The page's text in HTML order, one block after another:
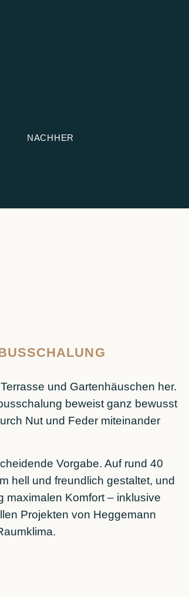
NACHHER
und Gartenhäuschen her.
beweist ganz bewusst
Nut und Feder miteinander
Vorgabe. Auf rund 40
hell und freundlich gestaltet, und
maximalen Komfort – inklusive
Projekten von Heggemann